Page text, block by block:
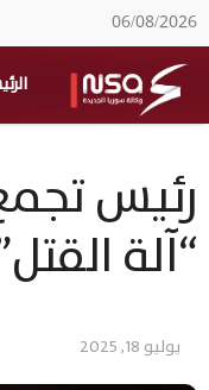
06/08/2026
رئيس
“آلة
يوليو 18, 2025